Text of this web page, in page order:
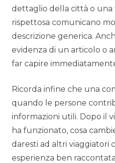
dettaglio della città o
rispettosa comunicano
descrizione generica.
evidenza di un articolo o
far capire
Ricorda infine che una
quando le persone
informazioni utili. Dopo il
ha funzionato, cosa
daresti ad altri viaggiatori
esperienza ben